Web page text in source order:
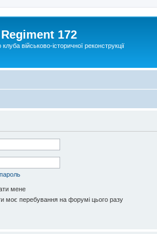
172
військово-історичної реконструкції
мене
моє перебування на форумі цього разу